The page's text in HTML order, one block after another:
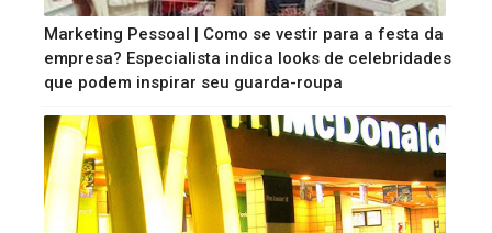
Marketing Pessoal | Como se vestir para a festa da
empresa? Especialista indica looks de celebridades
que podem inspirar seu guarda-roupa